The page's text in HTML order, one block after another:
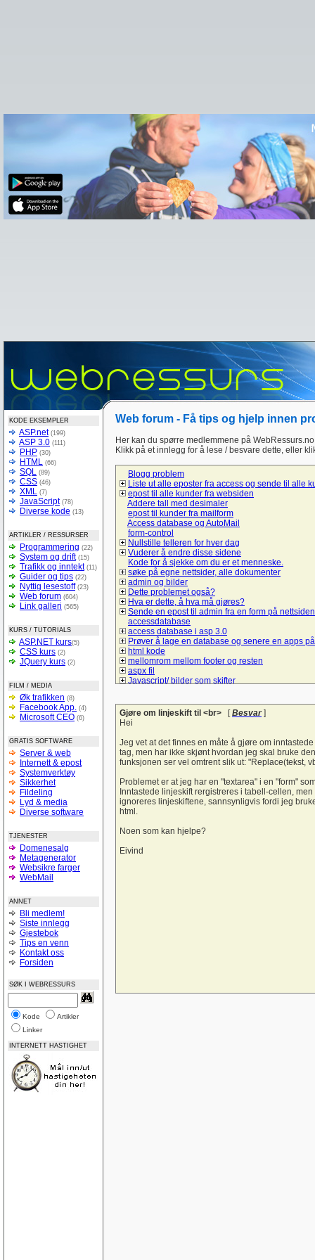
KODE EKSEMPLER
ASP.net (199)
ASP 3.0 (111)
PHP (30)
HTML (66)
SQL (89)
CSS (46)
XML (7)
JavaScript (78)
Diverse kode (13)
ARTIKLER / RESSURSER
Programmering (22)
System og drift (15)
Trafikk og inntekt (11)
Guider og tips (22)
Nyttig lesestoff (23)
Web forum (604)
Link galleri (565)
KURS / TUTORIALS
ASP.NET kurs(5)
CSS kurs (2)
JQuery kurs (2)
FILM / MEDIA
Øk trafikken (8)
Facebook App. (4)
Microsoft CEO (6)
GRATIS SOFTWARE
Server & web
Internett & epost
Systemverktøy
Sikkerhet
Fildeling
Lyd & media
Diverse software
TJENESTER
Domenesalg
Metagenerator
Websikre farger
WebMail
ANNET
Bli medlem!
Siste innlegg
Gjestebok
Tips en venn
Kontakt oss
Forsiden
SØK I WEBRESSURS
Kode
Artikler
Linker
INTERNETT HASTIGHET
Web forum - Få tips og hjelp innen
Her kan du spørre medlemmene på
Klikk på et innlegg for å lese / besvare dette, eller
Blogg problem
Liste ut alle eposter fra access og sende til alle
epost til alle kunder fra websiden
Addere tall med desimaler
epost til kunder fra mailform
Access database og AutoMail
form-control
Nullstille telleren for hver dag
Vuderer å endre disse sidene
Kode for å sjekke om du er et menneske.
søke på egne nettsider, alle dokumenter
admin og bilder
Dette problemet også?
Hva er dette, å hva må gjøres?
Sende en epost til admin fra en form på nettsiden
accessdatabase
access database i asp 3.0
Prøver å lage en database og senere en apps
html kode
mellomrom mellom footer og resten
aspx fil
Javascript/ bilder som skifter
Lik i ulike browsere
checkBoxList
Hvordan bruke session sammen med listeboks
Hyperlink-vise informasjon uten nytt vindu
Vise kun de 10 siste poster
tekst sjekk
Liste ut poster i asp
Form
spørsmål om litt hjelp til denne siden
Trenger en tilbakemelding på denne forsiden
login i ASP
Sjekk på e-postadresseformat
Bytte om på tekst i tekstbokser ASP.NET
Name drop your site?
Gjøre om linjeskift til <br> [Besvar]
Hei
Jeg vet at det finnes en måte å gjøre om
tag, men har ikke skjønt hvordan jeg skal bruke
funksjonen ser vel omtrent slik ut: "Replace(tekst,
Problemet er at jeg har en "textarea" i en "form"
Inntastede linjeskift rergistreres i tabell-cellen,
ignoreres linjeskiftene, sannsynligvis fordi jeg
html.
Noen som kan hjelpe?
Eivind